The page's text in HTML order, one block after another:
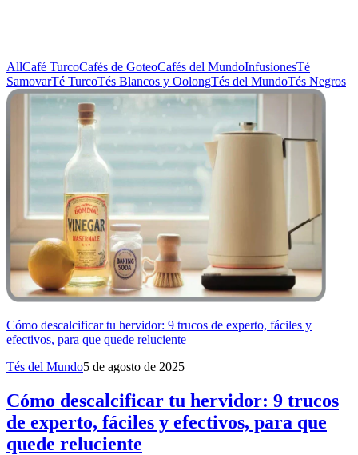
AllCafé TurcoCafés de GoteoCafés del MundoInfusionesTé
SamovarTé TurcoTés Blancos y OolongTés del MundoTés Negros
Cómo descalcificar tu hervidor: 9 trucos de experto, fáciles y
efectivos, para que quede reluciente
Tés del Mundo5 de agosto de 2025
Cómo descalcificar tu hervidor: 9 trucos
de experto, fáciles y efectivos, para que
quede reluciente